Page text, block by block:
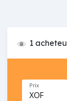
1
Prix
XOF